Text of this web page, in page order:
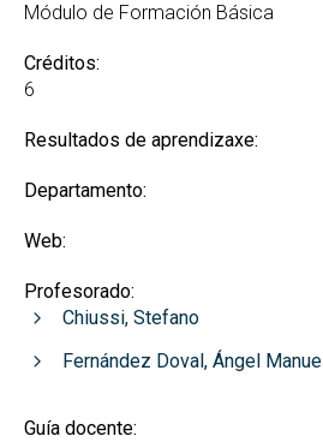
Módulo de Formación Básica
Créditos:
6
Resultados de aprendizaxe:
Departamento:
Web:
Profesorado:
Chiussi, Stefano
Fernández Doval, Ángel Manuel
Guía docente: